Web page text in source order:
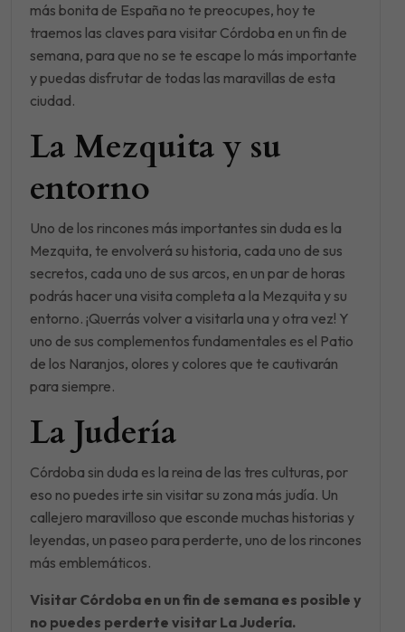
más bonita de España no te preocupes, hoy te
traemos las claves para visitar Córdoba en un fin de
semana, para que no se te escape lo más importante
y puedas disfrutar de todas las maravillas de esta
ciudad.
La Mezquita y su
entorno
Uno de los rincones más importantes sin duda es la
Mezquita, te envolverá su historia, cada uno de sus
secretos, cada uno de sus arcos, en un par de horas
podrás hacer una visita completa a la Mezquita y su
entorno. ¡Querrás volver a visitarla una y otra vez! Y
uno de sus complementos fundamentales es el Patio
de los Naranjos, olores y colores que te cautivarán
para siempre.
La Judería
Córdoba sin duda es la reina de las tres culturas, por
eso no puedes irte sin visitar su zona más judía. Un
callejero maravilloso que esconde muchas historias y
leyendas, un paseo para perderte, uno de los rincones
más emblemáticos.
Visitar Córdoba en un fin de semana es posible y
no puedes perderte visitar La Judería.